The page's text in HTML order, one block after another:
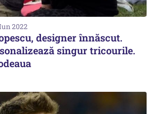
2022
designer înnăscut.
singur tricourile.